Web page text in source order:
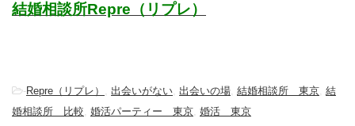
結婚相談所Repre（リプレ）
-Repre（リプレ） , 出会いがない, 出会いの場, 結婚相談所 東京, 結
婚相談所 比較, 婚活パーティー 東京, 婚活 東京